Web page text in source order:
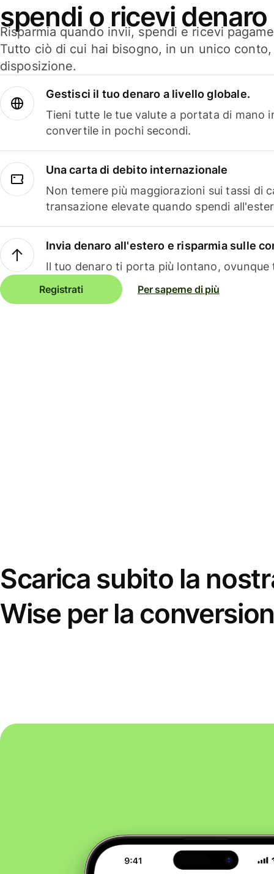
spendi o ricevi denaro
Risparmia quando invii, spendi e ricevi
Tutto ciò di cui hai bisogno, in un unico
disposizione.
Gestisci il tuo denaro a livello globale.
Tieni tutte le tue valute a portata di mano
convertile in pochi secondi.
Una carta di debito internazionale
Non temere più maggiorazioni sui tassi di
transazione elevate quando spendi
Invia denaro all'estero e risparmia sulle
Il tuo denaro ti porta più lontano, ovunque
Registrati Per saperne di più
Scarica subito la
Wise per la